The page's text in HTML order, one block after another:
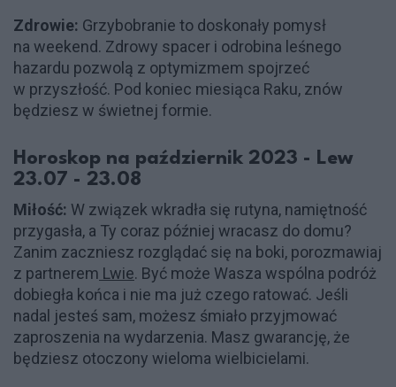
Zdrowie: Grzybobranie to doskonały pomysł
na weekend. Zdrowy spacer i odrobina leśnego
hazardu pozwolą z optymizmem spojrzeć
w przyszłość. Pod koniec miesiąca Raku, znów
będziesz w świetnej formie.
Horoskop na październik 2023 - Lew
23.07 - 23.08
Miłość: W związek wkradła się rutyna, namiętność
przygasła, a Ty coraz później wracasz do domu?
Zanim zaczniesz rozglądać się na boki, porozmawiaj
z partnerem Lwie. Być może Wasza wspólna podróż
dobiegła końca i nie ma już czego ratować. Jeśli
nadal jesteś sam, możesz śmiało przyjmować
zaproszenia na wydarzenia. Masz gwarancję, że
będziesz otoczony wieloma wielbicielami.